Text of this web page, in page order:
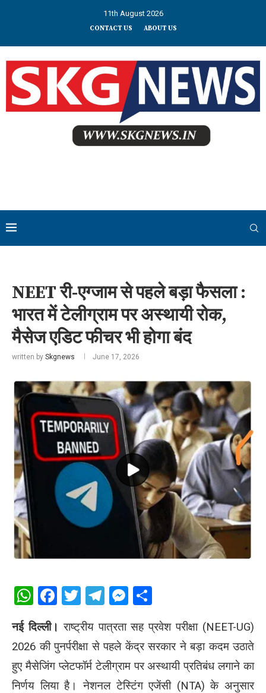
11th August 2026
CONTACT US ABOUT US
NEET री-एग्जाम से पहले बड़ा फैसला :
भारत में टेलीग्राम पर अस्थायी रोक,
मैसेज एडिट फीचर भी होगा बंद
written by Skgnews June 17, 2026
WhatsApp
Facebook
Twitter
Telegram
Messenger
नई दिल्ली। राष्ट्रीय पात्रता सह प्रवेश परीक्षा (NEET-UG)
2026 की पुनर्परीक्षा से पहले केंद्र सरकार ने बड़ा कदम उठाते
हुए मैसेजिंग प्लेटफॉर्म टेलीग्राम पर अस्थायी प्रतिबंध लगाने का
निर्णय लिया है। नेशनल टेस्टिंग एजेंसी (NTA) के अनुसार